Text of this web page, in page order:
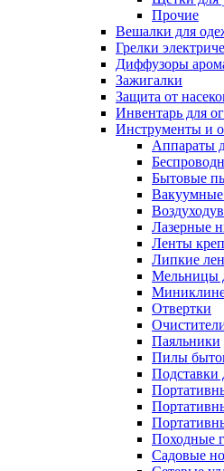
Прочие
Вешалки для
Грелки
Диффузоры
Зажигалки
Защита от
Инвентарь для
Инструменты и
Аппараты
Бытовые
Лазерные
Ленты
Липкие
Мельницы
Отвертки
Паяльники
Пилы
Подставки
Походные
Садовые